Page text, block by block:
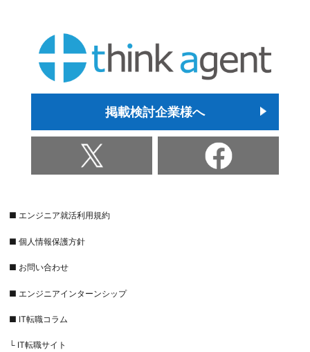
掲載検討企業様へ
■ エンジニア就活利用規約
■ 個人情報保護方針
■ お問い合わせ
■ エンジニアインターンシップ
■ IT転職コラム
└ IT転職サイト